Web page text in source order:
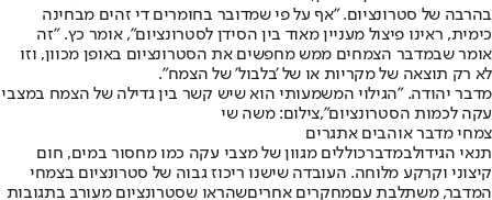
בהרבה של סטרונציום. "אף על פי שמדובר בחומרים די זהים מבחינה
כימית, ראינו פיצול מעניין מאוד בין הסידן לסטרונציום", אומר כץ. "זה
אומר שבמדבר הצמחים ממש מחפשים את הסטרונציום באופן מכוון, וזו
לא רק תוצאה של מקריות או של 'בלבול' של הצמח".
מדבר יהודה. "הגילוי המשמעותי הוא שיש קשר בין גדילה של הצמח במצבי
עקה לכמות הסטרונציום",צילום: משה שי
צמחי מדבר אוהבים אתגרים
תנאי הגידולבמדברכוללים מגוון של מצבי עקה כמו מחסור במים, חום
קיצוני וקרקע מלוחה. העובדה שישנו ריכוז גבוה של סטרונציום בצמחי
המדבר, משתלבת עםמחקרים אחריםשהראו שסטרונציום מעורב בתגובות